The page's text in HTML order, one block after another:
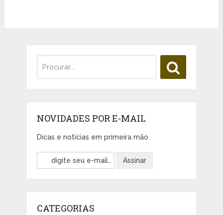
NOVIDADES POR E-MAIL
Dicas e notícias em primeira mão
CATEGORIAS